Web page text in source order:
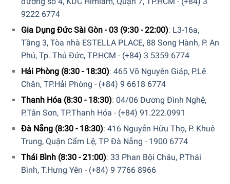
9222 6774
Gia Dụng Đức Sài Gòn - 03 (9:30 - 22:00): L3-16a,
Tầng 3, Tòa nhà ESTELLA PLACE, 88 Song Hành, P. An
Phú, Tp. Thủ Đức, TP.HCM - (+84) 3 5359 6774
Hải Phòng (8:30 - 18:30): 465 Võ Nguyên Giáp, P.Lê
Chân, TP.Hải Phòng - (+84) 9 6618 6774
Thanh Hóa (8:30 - 18:30): 04/06 Dương Đình Nghệ,
P.Tân Sơn, TP.Thanh Hóa - (+84) 91.222.0991
Đà Nẵng (8:30 - 18:30): 416 Nguyễn Hữu Thọ, P. Khuê
Trung, Quận Cẩm Lệ, TP Đà Nẵng - 1900 6774
Thái Bình (8:30 - 21:00): 33 Phan Bội Châu, P.Thái
Bình, T.Hưng Yên - (+84) 9 7766 8966